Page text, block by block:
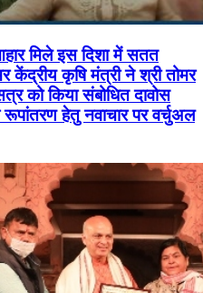
मिले इस दिशा में सतत
केंद्रीय कृषि मंत्री ने श्री तोमर
को किया संबोधित दावोस
रूपांतरण हेतु नवाचार पर वर्चुअल